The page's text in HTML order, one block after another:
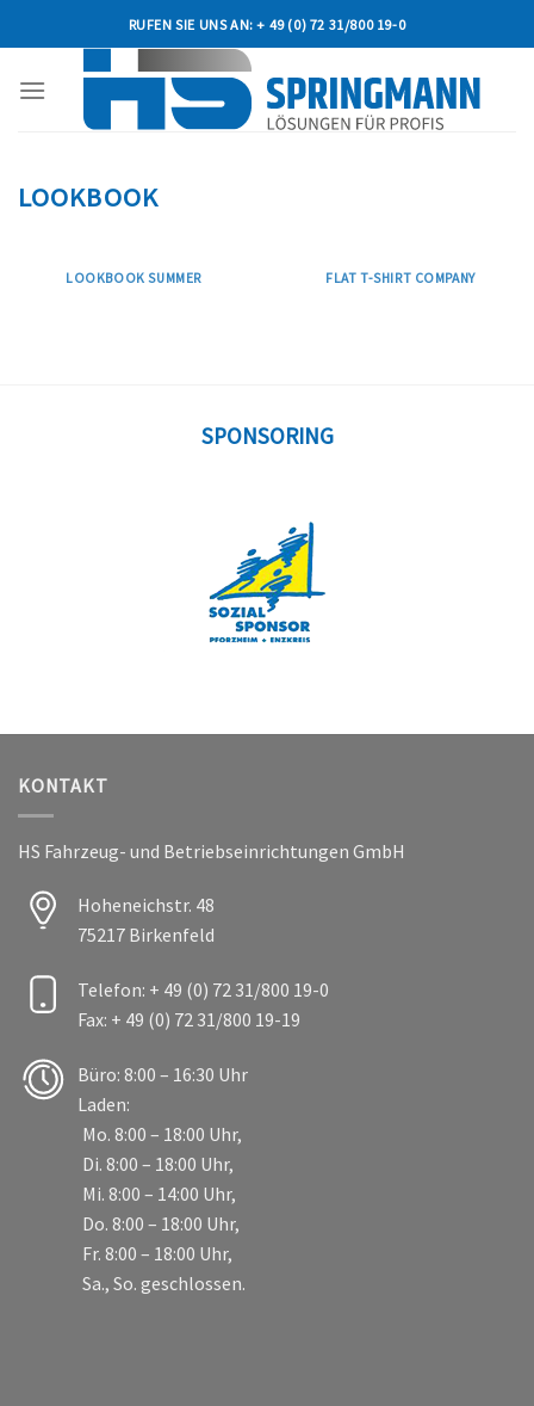
to
RUFEN SIE UNS AN: + 49 (0) 72 31/800 19-0
LOOKBOOK
LOOKBOOK SUMMER FLAT T-SHIRT COMPANY
SPONSORING
KONTAKT
HS Fahrzeug- und Betriebseinrichtungen GmbH
Hoheneichstr. 48
75217 Birkenfeld
Telefon: + 49 (0) 72 31/800 19-0
Fax: + 49 (0) 72 31/800 19-19
Büro: 8:00 – 16:30 Uhr
Laden:
Mo. 8:00 – 18:00 Uhr,
Di. 8:00 – 18:00 Uhr,
Mi. 8:00 – 14:00 Uhr,
Do. 8:00 – 18:00 Uhr,
Fr. 8:00 – 18:00 Uhr,
Sa., So. geschlossen.